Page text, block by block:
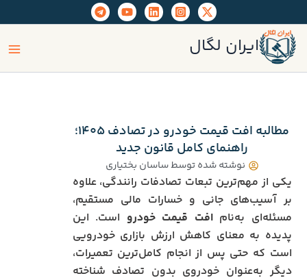
به
محتوا
ایران لگال
مطالبه افت قیمت خودرو در تصادف ۱۴۰۵؛
راهنمای کامل قانون جدید
نوشته شده توسطساسان بختیاری
یکی از مهم‌ترین تبعات تصادفات رانندگی، علاوه
بر آسیب‌های جانی و خسارات مالی مستقیم،
مسئله‌ای به‌نامافت قیمت خودرو است. این
پدیده به معنای کاهش ارزش بازاری خودرویی
است که حتی پس از انجام کامل‌ترین تعمیرات،
دیگر به‌عنوان خودروی بدون تصادف شناخته